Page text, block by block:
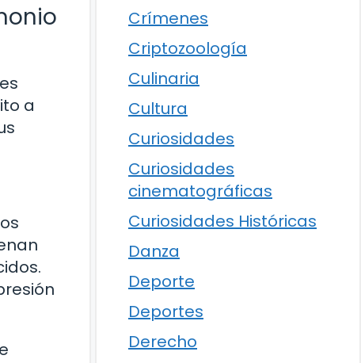
a
Crímenes
Criptozoología
Culinaria
Cultura
Curiosidades
Curiosidades
cinematográficas
Curiosidades Históricas
Danza
Deporte
Deportes
Derecho